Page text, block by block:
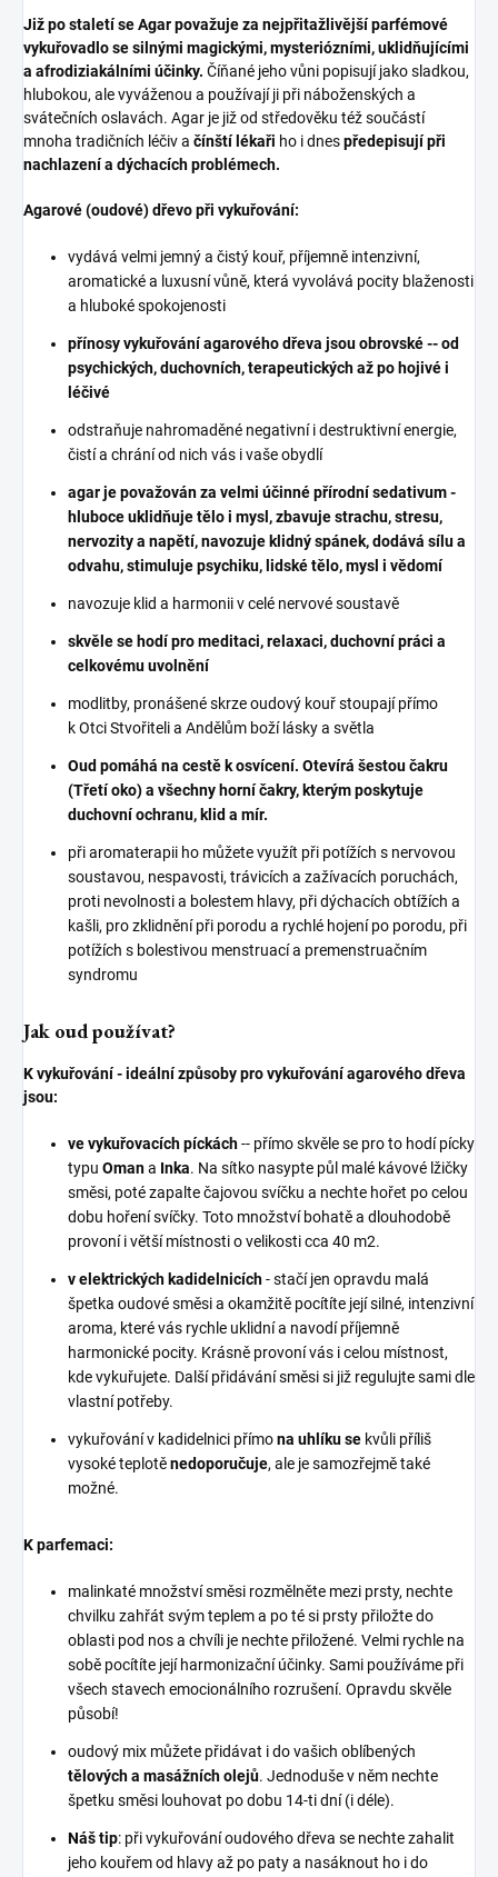
Již po staletí se Agar považuje za nejpřitažlivější parfémové
vykuřovadlo se silnými magickými, mysteriózními, uklidňujícími
a afrodiziakálními účinky. Číňané jeho vůni popisují jako sladkou,
hlubokou, ale vyváženou a používají ji při náboženských a
svátečních oslavách. Agar je již od středověku též součástí
mnoha tradičních léčiv a čínští lékaři ho i dnespředepisují při
nachlazení a dýchacích problémech.
Agarové (oudové) dřevo při vykuřování:
vydává velmi jemný a čistý kouř, příjemně intenzivní,
aromatické a luxusní vůně, která vyvolává pocity blaženosti
a hluboké spokojenosti
přínosy vykuřování agarového dřeva jsou obrovské -- od
psychických, duchovních, terapeutických až po hojivé i
léčivé
odstraňuje nahromaděné negativní i destruktivní energie,
čistí a chrání od nich vás i vaše obydlí
agar je považován za velmi účinné přírodní sedativum -
hluboce uklidňuje tělo i mysl, zbavuje strachu, stresu,
nervozity a napětí, navozuje klidný spánek, dodává sílu a
odvahu, stimuluje psychiku, lidské tělo, mysl i vědomí
navozuje klid a harmonii v celé nervové soustavě
skvěle se hodí pro meditaci, relaxaci, duchovní práci a
celkovému uvolnění
modlitby, pronášené skrze oudový kouř stoupají přímo
k Otci Stvořiteli a Andělům boží lásky a světla
Oud pomáhá na cestě k osvícení. Otevírá šestou čakru
(Třetí oko) a všechny horní čakry, kterým poskytuje
duchovní ochranu, klid a mír.
při aromaterapii ho můžete využít při potížích s nervovou
soustavou, nespavosti, trávicích a zažívacích poruchách,
proti nevolnosti a bolestem hlavy, při dýchacích obtížích a
kašli, pro zklidnění při porodu a rychlé hojení po porodu, při
potížích s bolestivou menstruací a premenstruačním
syndromu
Jak oud používat?
K vykuřování - ideální způsoby pro vykuřování agarového dřeva
jsou:
ve vykuřovacích píckách-- přímo skvěle se pro to hodí pícky
typu Omana Inka. Na sítko nasypte půl malé kávové lžičky
směsi, poté zapalte čajovou svíčku a nechte hořet po celou
dobu hoření svíčky. Toto množství bohatě a dlouhodobě
provoní i větší místnosti o velikosti cca 40 m2.
v elektrických kadidelnicích- stačí jen opravdu malá
špetka oudové směsi a okamžitě pocítíte její silné, intenzivní
aroma, které vás rychle uklidní a navodí příjemně
harmonické pocity. Krásně provoní vás i celou místnost,
kde vykuřujete. Další přidávání směsi si již regulujte sami dle
vlastní potřeby.
vykuřování v kadidelnici přímona uhlíku se kvůli příliš
vysoké teplotěnedoporučuje, ale je samozřejmě také
možné.
K parfemaci:
malinkaté množství směsi rozmělněte mezi prsty, nechte
chvilku zahřát svým teplem a po té si prsty přiložte do
oblasti pod nos a chvíli je nechte přiložené. Velmi rychle na
sobě pocítíte její harmonizační účinky. Sami používáme při
všech stavech emocionálního rozrušení. Opravdu skvěle
působí!
oudový mix můžete přidávat i do vašich oblíbených
tělových a masážních olejů. Jednoduše v něm nechte
špetku směsi louhovat po dobu 14-ti dní (i déle).
Náš tip: při vykuřování oudového dřeva se nechte zahalit
jeho kouřem od hlavy až po paty a nasáknout ho i do